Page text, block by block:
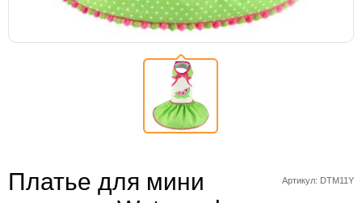
Артикул: DTM11Y
Платье для мини